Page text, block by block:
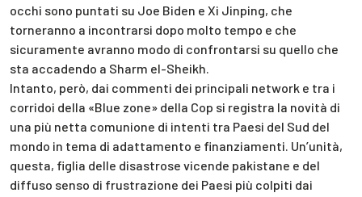
occhi sono puntati su Joe Biden e Xi Jinping, che
torneranno a incontrarsi dopo molto tempo e che
sicuramente avranno modo di confrontarsi su quello che
sta accadendo a Sharm el-Sheikh.
Intanto, però, dai commenti dei principali network e tra i
corridoi della «Blue zone» della Cop si registra la novità di
una più netta comunione di intenti tra Paesi del Sud del
mondo in tema di adattamento e finanziamenti. Un’unità,
questa, figlia delle disastrose vicende pakistane e del
diffuso senso di frustrazione dei Paesi più colpiti dai